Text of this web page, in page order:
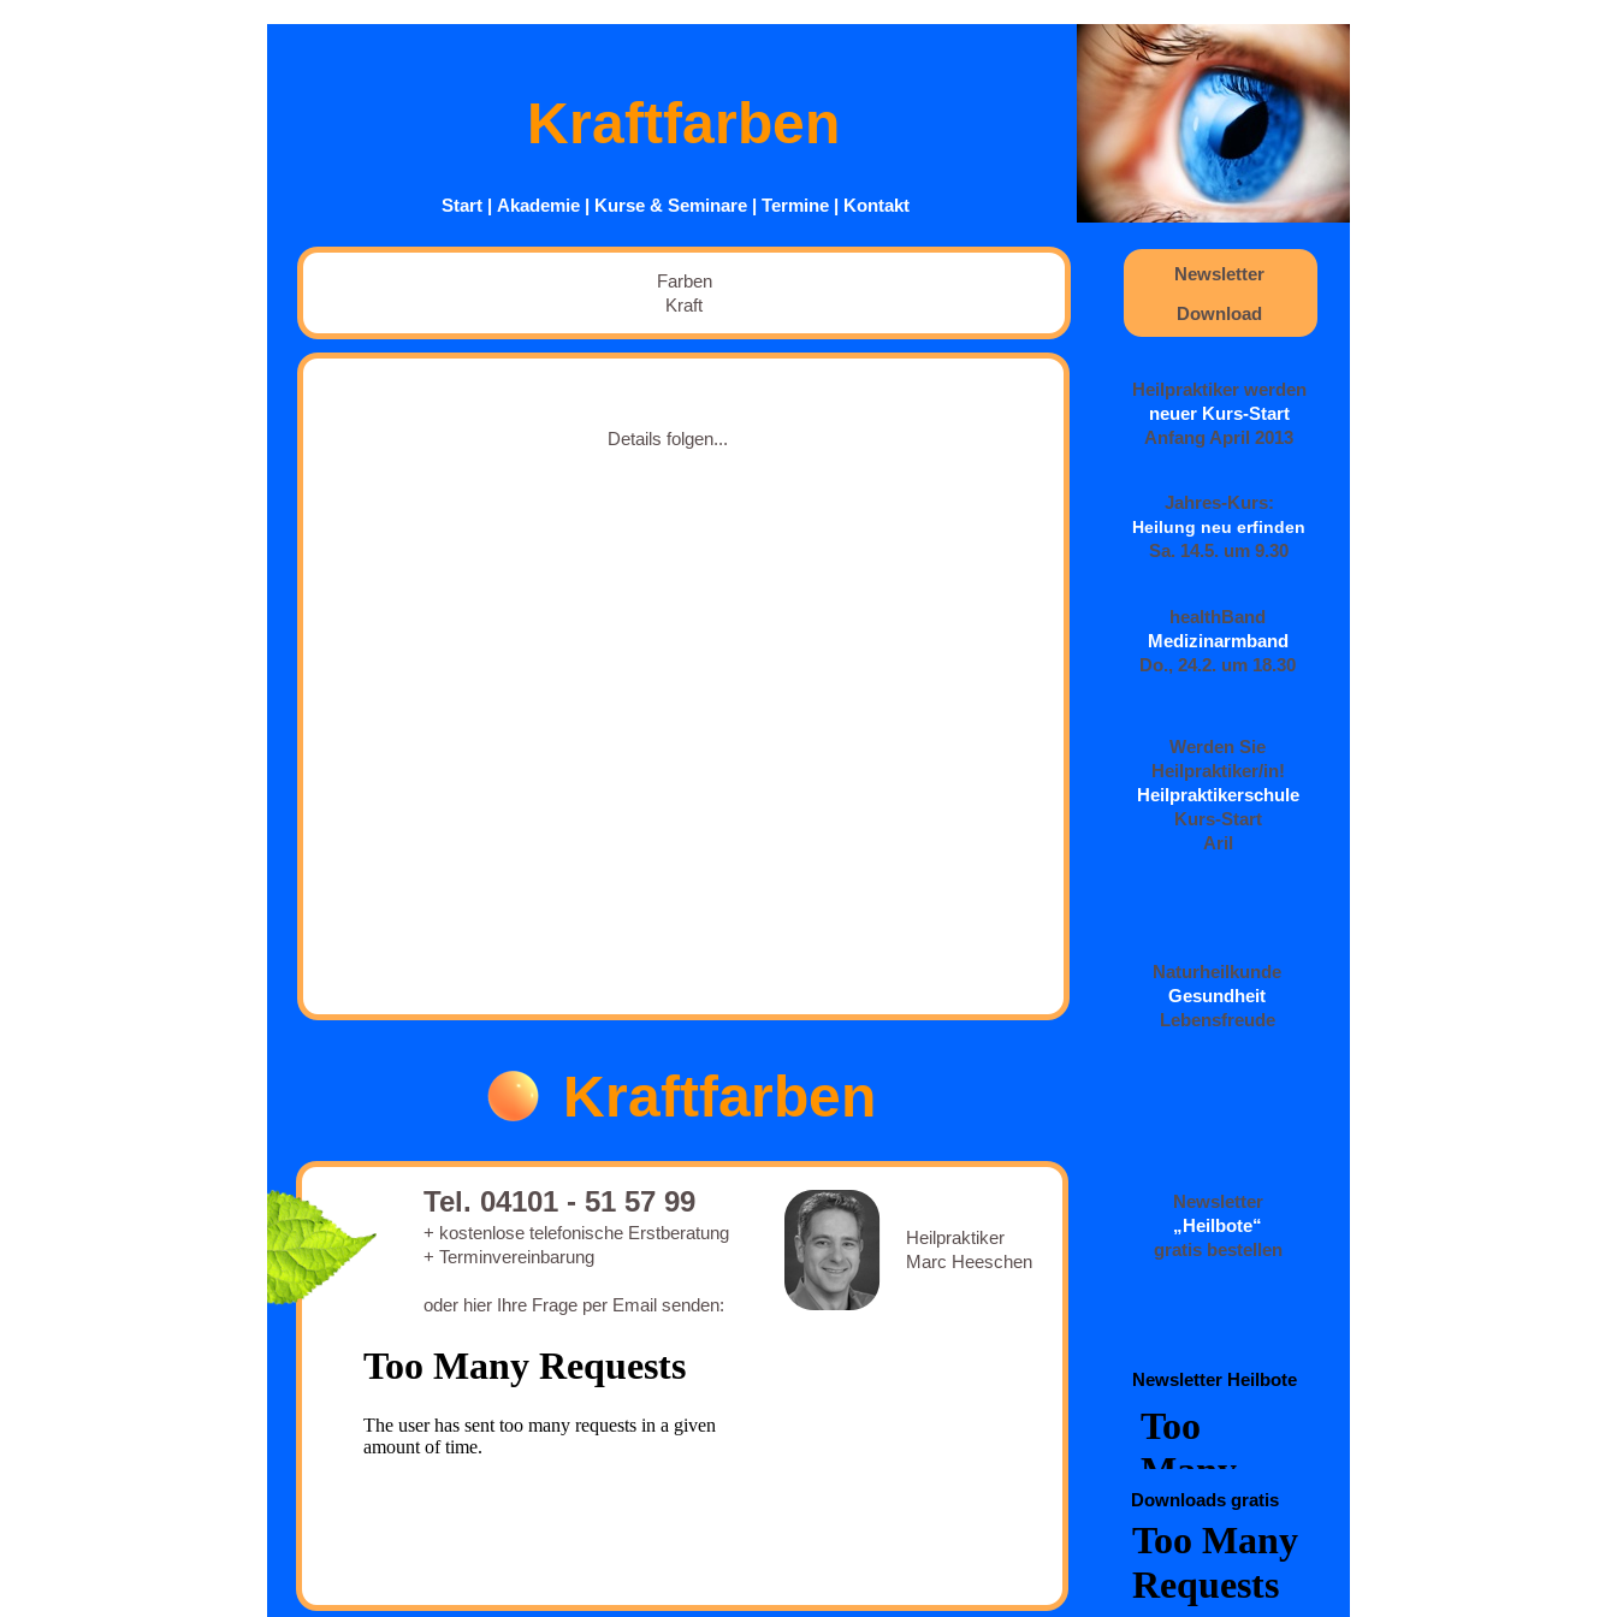
Kraftfarben
Start | Akademie | Kurse & Seminare | Termine | Kontakt
Farben
Kraft
Kraftfarben
Details folgen...
Newsletter
Download